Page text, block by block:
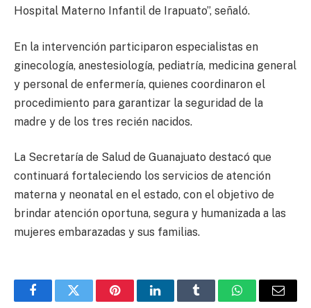
Hospital Materno Infantil de Irapuato”, señaló.
En la intervención participaron especialistas en
ginecología, anestesiología, pediatría, medicina general
y personal de enfermería, quienes coordinaron el
procedimiento para garantizar la seguridad de la
madre y de los tres recién nacidos.
La Secretaría de Salud de Guanajuato destacó que
continuará fortaleciendo los servicios de atención
materna y neonatal en el estado, con el objetivo de
brindar atención oportuna, segura y humanizada a las
mujeres embarazadas y sus familias.
FacebookTwitter PinterestLinkedInTumblr WhatsAppEmail